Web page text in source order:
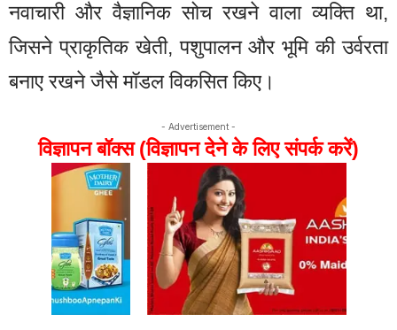
नवाचारी और वैज्ञानिक सोच रखने वाला व्यक्ति था,
जिसने प्राकृतिक खेती, पशुपालन और भूमि की उर्वरता
बनाए रखने जैसे मॉडल विकसित किए।
- Advertisement -
विज्ञापन बॉक्स (विज्ञापन देने के लिए संपर्क करें)